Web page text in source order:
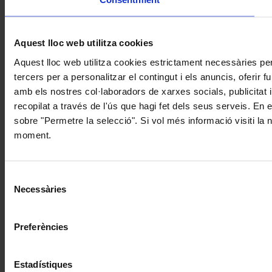
Aquest lloc web utilitza cookies
Aquest lloc web utilitza cookies estrictament necessàries
tercers per a personalitzar el contingut i els anuncis, oferir
amb els nostres col·laboradors de xarxes socials,
recopilat a través de l'ús que hagi fet dels seus serveis. En
sobre "Permetre la selecció". Si vol més informació visiti la
moment.
Necessàries
Preferències
Estadístiques